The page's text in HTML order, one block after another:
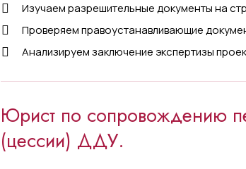
Изучаем разрешительные документы на
Проверяем правоустанавливающие
Анализируем заключение экспертизы
Юрист по сопровождению
(цессии) ДДУ.